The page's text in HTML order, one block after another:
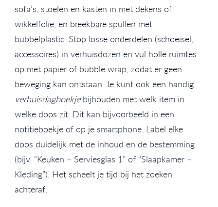
sofa’s, stoelen en kasten in met dekens of
wikkelfolie, en breekbare spullen met
bubbelplastic. Stop losse onderdelen (schoeisel,
accessoires) in verhuisdozen en vul holle ruimtes
op met papier of bubble wrap, zodat er geen
beweging kan ontstaan. Je kunt ook een handig
verhuisdagboekjebijhouden met welk item in
welke doos zit. Dit kan bijvoorbeeld in een
notitieboekje of op je smartphone. Label elke
doos duidelijk met de inhoud en de bestemming
(bijv. “Keuken – Serviesglas 1” of “Slaapkamer –
Kleding”). Het scheelt je tijd bij het zoeken
achteraf.